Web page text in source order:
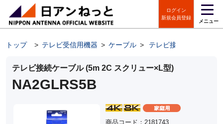
ログイン
新規会員登録
メニュー
トップ > テレビ受信用機器 > ケーブル > テレビ接続ケーブル
テレビ接続ケーブル (5m 2C スクリュー×L型)
NA2GLRS5B
商品コード：2181743